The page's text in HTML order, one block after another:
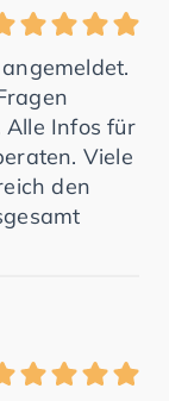
Infos für
Viele
den